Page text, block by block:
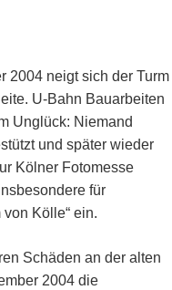
2004 neigt sich der Turm
U-Bahn Bauarbeiten
Unglück: Niemand
und später wieder
Kölner Fotomesse
für
Kölle“ ein.
Schäden an der alten
2004 die